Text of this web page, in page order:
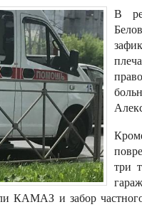
В
три
КАМАЗ и забор